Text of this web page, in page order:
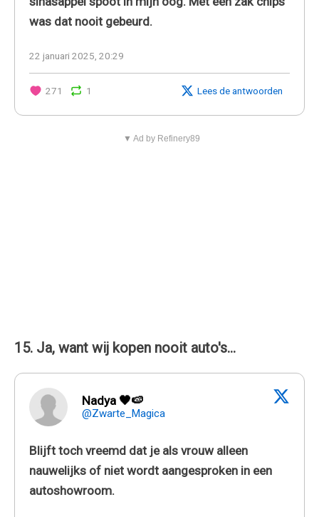
was dat nooit gebeurd.
22 januari 2025, 20:29
271 1 Lees de antwoorden
▼ Ad by Refinery89
15. Ja, want wij kopen nooit auto's...
Nadya 🖤🍉
@Zwarte_Magica
Blijft toch vreemd dat je als vrouw alleen
nauwelijks of niet wordt aangesproken in een
autoshowroom.